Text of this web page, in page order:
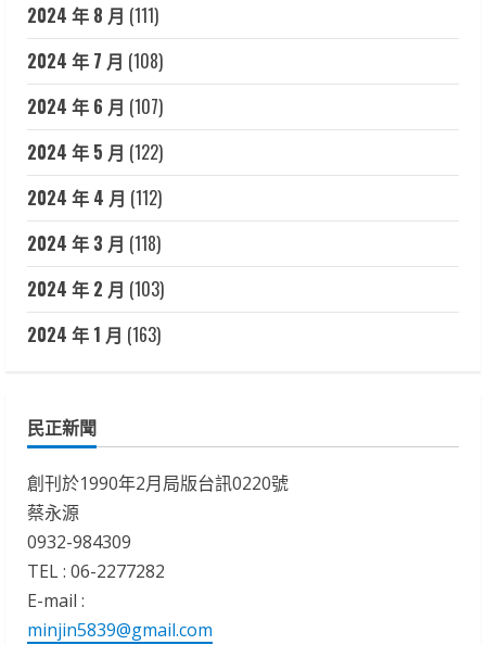
2024 年 8 月 (111)
2024 年 7 月 (108)
2024 年 6 月 (107)
2024 年 5 月 (122)
2024 年 4 月 (112)
2024 年 3 月 (118)
2024 年 2 月 (103)
2024 年 1 月 (163)
民正新聞
創刊於1990年2月局版台訊0220號
蔡永源
0932-984309
TEL : 06-2277282
E-mail :
minjin5839@gmail.com